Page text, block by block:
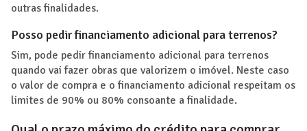
outras finalidades.
Posso pedir financiamento adicional para terrenos?
Sim, pode pedir financiamento adicional para terrenos
quando vai fazer obras que valorizem o imóvel. Neste caso
o valor de compra e o financiamento adicional respeitam os
limites de 90% ou 80% consoante a finalidade.